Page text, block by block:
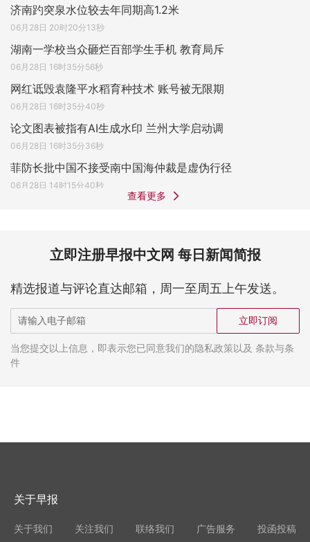
济南趵突泉水位较去年同期高1.2米
06月28日 20时20分13秒
湖南一学校当众砸烂百部学生手机 教育局斥
06月28日 16时35分56秒
网红诋毁袁隆平水稻育种技术 账号被无限期
06月28日 16时35分40秒
论文图表被指有AI生成水印 兰州大学启动调
06月28日 16时35分36秒
菲防长批中国不接受南中国海仲裁是虚伪行径
06月28日 14时15分40秒
查看更多
立即注册早报中文网 每日新闻简报
精选报道与评论直达邮箱，周一至周五上午发送。
立即订阅
当您提交以上信息，即表示您已同意我们的隐私政策以及 条款与条
件
关于早报
关于我们 关注我们 联络我们 广告服务 投函投稿